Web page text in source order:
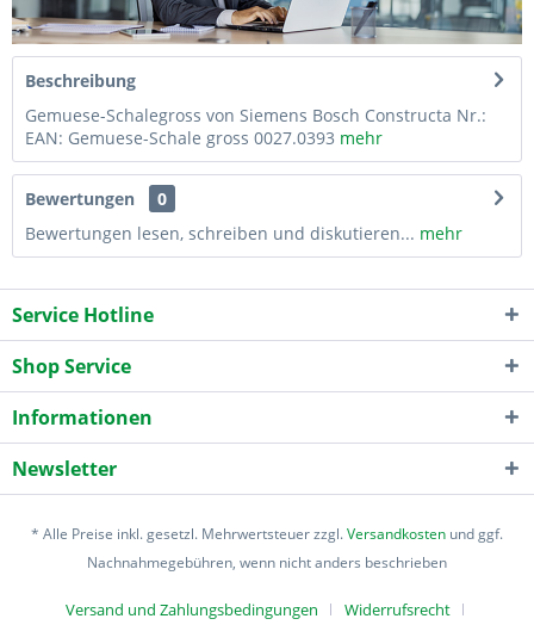
Beschreibung
Gemuese-Schalegross von Siemens Bosch Constructa Nr.:
EAN: Gemuese-Schale gross 0027.0393 mehr
Bewertungen
0
Bewertungen lesen, schreiben und diskutieren... mehr
Service Hotline
Shop Service
Informationen
Newsletter
* Alle Preise inkl. gesetzl. Mehrwertsteuer zzgl.Versandkosten und ggf.
Nachnahmegebühren, wenn nicht anders beschrieben
Versand und Zahlungsbedingungen Widerrufsrecht